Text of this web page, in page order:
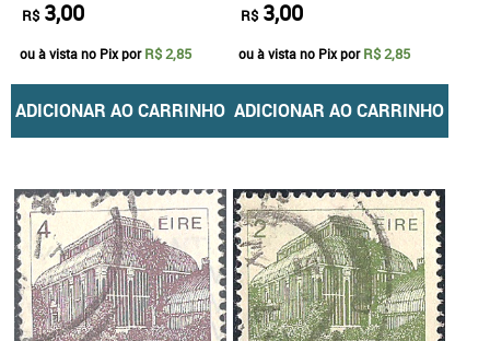
R$ 3,00
ou à vista no Pix porR$ 2,85
ADICIONAR AO CARRINHO
R$ 3,00
ou à vista no Pix porR$ 2,85
ADICIONAR AO CARRINHO